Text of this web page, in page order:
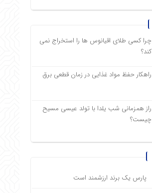
چرا کسی طلای اقیانوس ها را استخراج نمی
کند؟
راهکار حفظ مواد غذایی در زمان قطعی برق
راز همزمانی شب یلدا با تولد عیسی مسیح
چیست؟
پارس یک برند ارزشمند است